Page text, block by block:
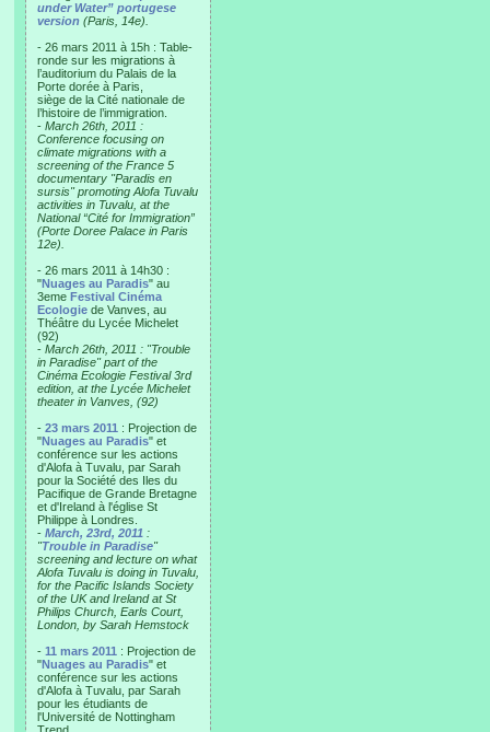
under Water” portugese
version (Paris, 14e).
- 26 mars 2011 à 15h : Table-
ronde sur les migrations à
l’auditorium du Palais de la
Porte dorée à Paris,
siège de la Cité nationale de
l’histoire de l’immigration.
- March 26th, 2011 :
Conference focusing on
climate migrations with a
screening of the France 5
documentary "Paradis en
sursis" promoting Alofa Tuvalu
activities in Tuvalu, at the
National “Cité for Immigration”
(Porte Doree Palace in Paris
12e).
- 26 mars 2011 à 14h30 :
"Nuages au Paradis" au
3eme Festival Cinéma
Ecologie de Vanves, au
Théâtre du Lycée Michelet
(92)
- March 26th, 2011 : "Trouble
in Paradise" part of the
Cinéma Ecologie Festival 3rd
edition, at the Lycée Michelet
theater in Vanves, (92)
- 23 mars 2011 : Projection de
"Nuages au Paradis" et
conférence sur les actions
d'Alofa à Tuvalu, par Sarah
pour la Société des Iles du
Pacifique de Grande Bretagne
et d'Ireland à l'église St
Philippe à Londres.
- March, 23rd, 2011 :
"Trouble in Paradise"
screening and lecture on what
Alofa Tuvalu is doing in Tuvalu,
for the Pacific Islands Society
of the UK and Ireland at St
Philips Church, Earls Court,
London, by Sarah Hemstock
- 11 mars 2011 : Projection de
"Nuages au Paradis" et
conférence sur les actions
d'Alofa à Tuvalu, par Sarah
pour les étudiants de
l'Université de Nottingham